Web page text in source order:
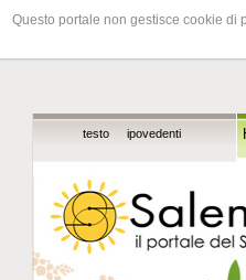
Questo portale non gestisce cookie di
testo ipovedenti